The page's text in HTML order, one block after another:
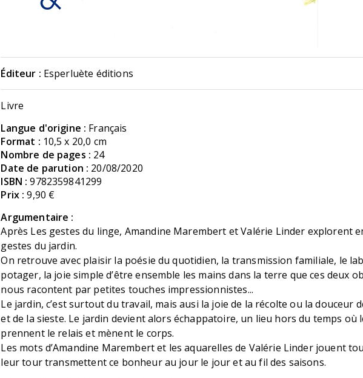
Éditeur : Esperluète éditions
Livre
Langue d'origine : Français
Format : 10,5 x 20,0 cm
Nombre de pages : 24
Date de parution : 20/08/2020
ISBN : 9782359841299
Prix : 9,90 €
Argumentaire :
Après Les gestes du linge, Amandine Marembert et Valérie Linder explorent
gestes du jardin.
On retrouve avec plaisir la poésie du quotidien, la transmission familiale, le
potager, la joie simple d’être ensemble les mains dans la terre que ces deux
nous racontent par petites touches impressionnistes...
Le jardin, c’est surtout du travail, mais ausi la joie de la récolte ou la douceur
et de la sieste. Le jardin devient alors échappatoire, un lieu hors du temps où
prennent le relais et mènent le corps.
Les mots d’Amandine Marembert et les aquarelles de Valérie Linder jouent
leur tour transmettent ce bonheur au jour le jour et au fil des saisons.